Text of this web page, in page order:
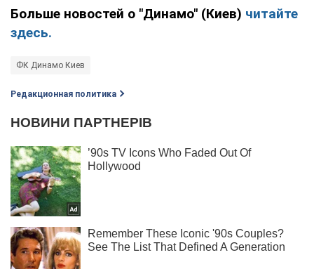
Больше новостей о "Динамо" (Киев) читайте
здесь.
ФК Динамо Киев
Редакционная политика